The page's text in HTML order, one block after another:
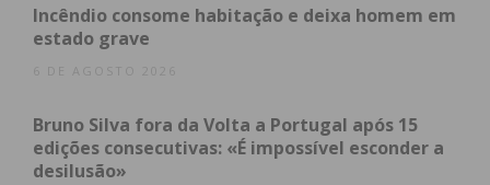
Incêndio consome habitação e deixa homem em
estado grave
6 DE AGOSTO 2026
Bruno Silva fora da Volta a Portugal após 15
edições consecutivas: «É impossível esconder a
desilusão»